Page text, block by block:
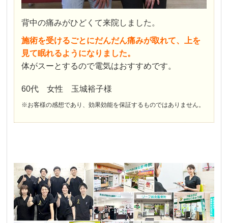
背中の痛みがひどくて来院しました。
施術を受けるごとにだんだん痛みが取れて、上を
見て眠れるようになりました。
体がスーとするので電気はおすすめです。
60代 女性 玉城裕子様
※お客様の感想であり、効果効能を保証するものではありません。